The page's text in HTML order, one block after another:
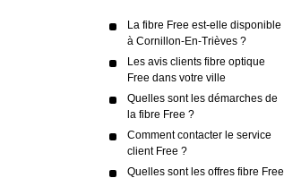
La fibre Free est-elle disponible
à Cornillon-En-Trièves ?
Les avis clients fibre optique
Free dans votre ville
Quelles sont les démarches de
la fibre Free ?
Comment contacter le service
client Free ?
Quelles sont les offres fibre Free